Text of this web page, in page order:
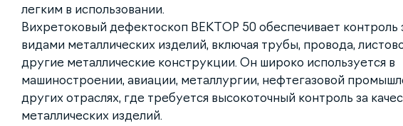
легким в использовании.
Вихретоковый дефектоскоп ВЕКТОР 50 обеспечивает контроль
видами металлических изделий, включая трубы, провода,
другие металлические конструкции. Он широко используется в
машиностроении, авиации, металлургии, нефтегазовой
других отраслях, где требуется высокоточный контроль за
металлических изделий.